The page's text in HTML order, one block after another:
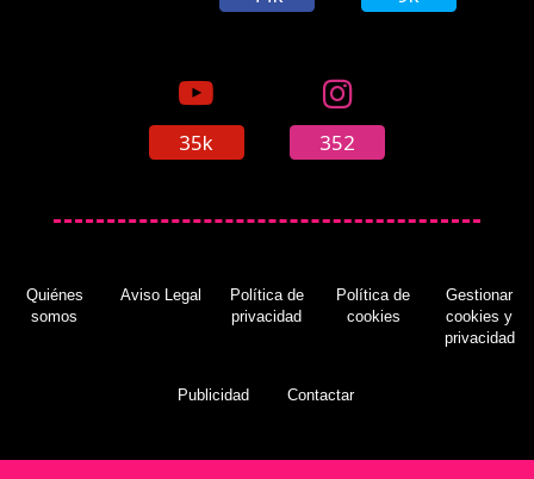
Square Enix muestra la forma doble de Sora
del DLC de 'Kingdom Hearts III' (20/01/2020)
35k 352
Quiénes
somos
Aviso Legal
Política de
privacidad
Política de
cookies
Gestionar
cookies y
privacidad
Publicidad Contactar